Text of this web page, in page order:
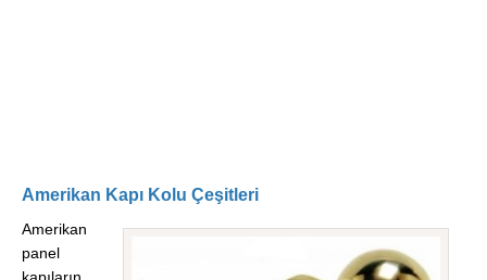
Amerikan Kapı Kolu Çeşitleri
Amerikan
panel
kapıların